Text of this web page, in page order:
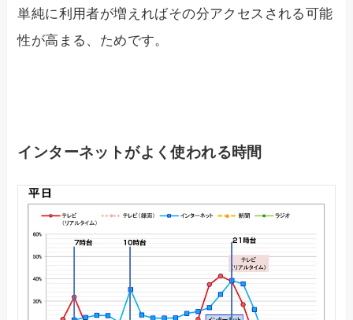
単純に利用者が増えればその分アクセスされる可能
性が高まる、ためです。
インターネットがよく使われる時間